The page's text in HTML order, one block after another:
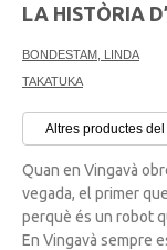
LA HISTÒRIA
BONDESTAM, LINDA
TAKATUKA
Altres productes
Quan en Vingavà
vegada, el primer
perquè és un robot
En Vingavà sempre